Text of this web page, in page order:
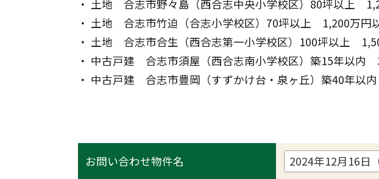
・ 土地　合志市野々島（西合志中央小学校区）80坪以上　
・ 土地　合志市竹迫（合志小学校区）70坪以上　1,200万円
・ 土地　合志市合生（西合志第一小学校区）100坪以上　
・ 中古戸建　合志市須屋（西合志南小学校区）築15年以内
・ 中古戸建　合志市豊岡（すずかけ台・泉ヶ丘）築40年以
お問い合わせ物件名